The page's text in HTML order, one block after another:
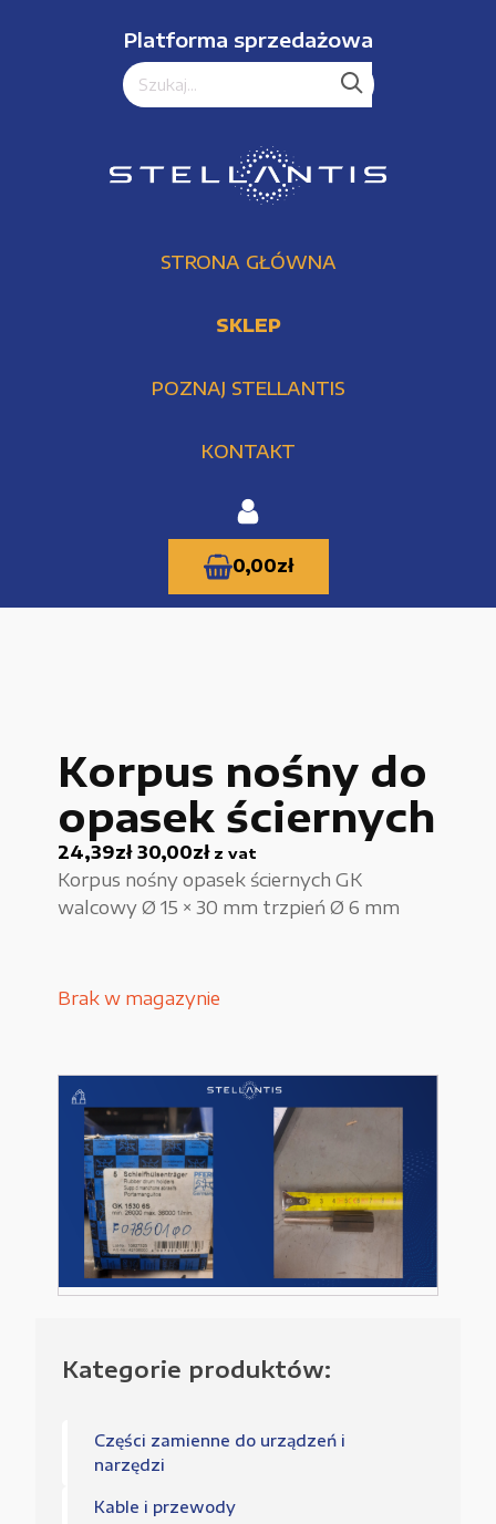
Platforma sprzedażowa
STRONA GŁÓWNA
SKLEP
POZNAJ STELLANTIS
KONTAKT
0,00zł
Części zamienne do urządzeń i narzędzi
Kable i przewody
Maszyny i urządzenia produkcujne
Materiały budowlane
Pompy i przekładnie
Urządzenia pneumatyczne i hydrauliczne
Używane narzędzia warsztatowe
Pozostałe
WYPRZEDAŻE
Regulamin sklepu
Polityka Prywatności
Korpus nośny do
opasek ściernych
24,39zł 30,00złz vat
Korpus nośny opasek ściernych GK
walcowy Ø 15 × 30 mm trzpień Ø 6 mm
Brak w magazynie
Kategorie produktów:
Części zamienne do urządzeń i
narzędzi
Kable i przewody